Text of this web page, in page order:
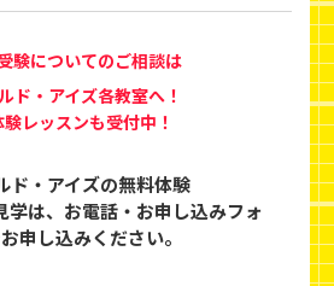
験についてのご相談は
ド・アイズ各教室へ！
レッスンも受付中！
ド・アイズの無料体験
は、 お電話・お申し込みフォ
申し込みください。